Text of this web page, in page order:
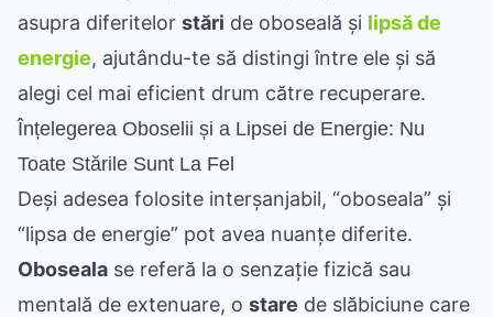
asupra diferitelor stări de oboseală și lipsă de
energie, ajutându-te să distingi între ele și să
alegi cel mai eficient drum către recuperare.
Înțelegerea Oboselii și a Lipsei de Energie: Nu
Toate Stările Sunt La Fel
Deși adesea folosite interșanjabil, “oboseala” și
“lipsa de energie” pot avea nuanțe diferite.
Oboseala se referă la o senzație fizică sau
mentală de extenuare, o stare de slăbiciune care